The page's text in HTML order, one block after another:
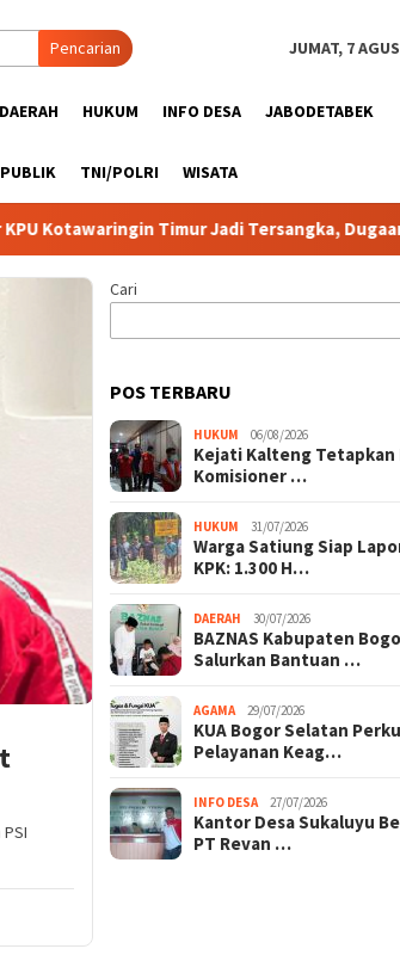
Pencarian JUMAT, 7
DAERAH HUKUM INFO DESA JABODETABEK
TNI/POLRI WISATA
Timur Jadi Tersangka, Dugaan Korupsi
Cari
POS TERBARU
HUKUM 06/08/2026
Kejati Kalteng Tetapkan
Komisioner …
HUKUM 31/07/2026
Warga Satiung Siap
KPK: 1.300 H…
DAERAH 30/07/2026
BAZNAS Kabupaten
Salurkan Bantuan …
AGAMA 29/07/2026
KUA Bogor Selatan
Pelayanan Keag…
INFO DESA 27/07/2026
Kantor Desa Sukaluyu
PT Revan …